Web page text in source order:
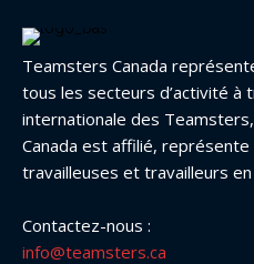
Teamsters Canada
tous les secteurs d’activité à
internationale des
Canada est affilié,
travailleuses et travailleurs
Contactez-nous :
info@teamsters.ca